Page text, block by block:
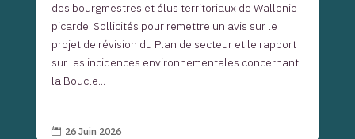
des bourgmestres et élus territoriaux de Wallonie
picarde. Sollicités pour remettre un avis sur le
projet de révision du Plan de secteur et le rapport
sur les incidences environnementales concernant
la Boucle...
 26 Juin 2026